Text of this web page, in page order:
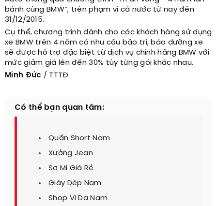
bánh cùng BMW”, trên phạm vi cả nước từ nay đến
31/12/2015.
Cụ thể, chương trình dành cho các khách hàng sử dụng
xe BMW trên 4 năm có nhu cầu bảo trì, bảo dưỡng xe
sẽ được hỗ trợ đặc biệt từ dịch vụ chính hãng BMW với
mức giảm giá lên đến 30% tùy từng gói khác nhau.
Minh Đức / TTTĐ
Có thể bạn quan tâm:
Quần Short Nam
Xưởng Jean
Sơ Mi Giá Rẻ
Giày Dép Nam
Shop Ví Da Nam